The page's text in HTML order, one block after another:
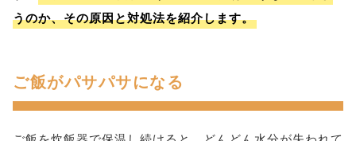
うのか、その原因と対処法を紹介します。
ご飯がパサパサになる